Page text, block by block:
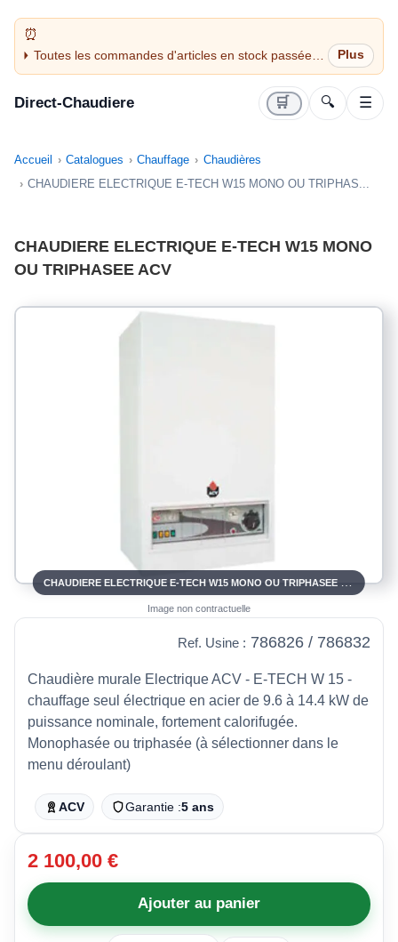
Toutes les commandes d'articles en stock passées
avant 14H sont expédiées le jour même (jours
Direct-Chaudiere 🛒 🔍 ☰
Accueil Catalogues Chauffage
Chaudières
CHAUDIERE ELECTRIQUE E-TECH W15 MONO OU TRIPHAS...
CHAUDIERE ELECTRIQUE E-TECH W15 MONO
OU TRIPHASEE ACV
Image non contractuelle
Ref. Usine : 786826 / 786832
Chaudière murale Electrique ACV - E-TECH W 15 -
chauffage seul électrique en acier de 9.6 à 14.4 kW de
puissance nominale, fortement calorifugée.
Monophasée ou triphasée (à sélectionner dans le
menu déroulant)
ACV Garantie :5 ans
2 100,00 €
Ajouter au panier